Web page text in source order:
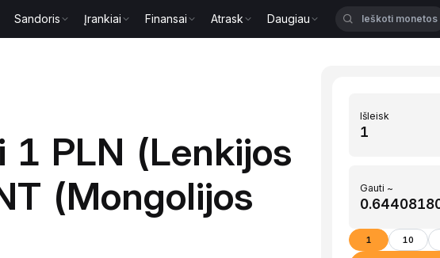
Sandoris Įrankiai Finansai Atrask Daugiau
1 PLN (Lenkijos
(Mongolijos
Išleisk
Gauti ~
1 10